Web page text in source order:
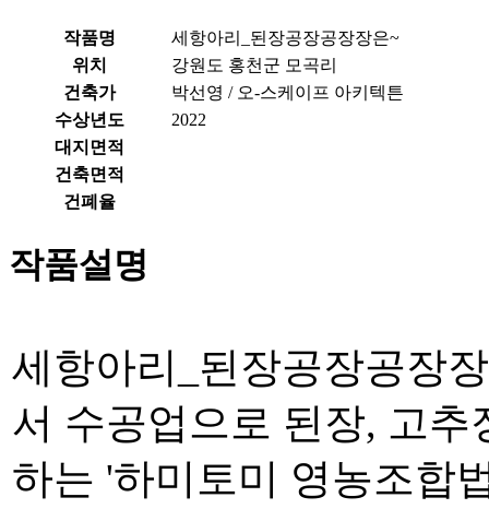
작품명
세항아리_된장공장공장장은~
위치
강원도 홍천군 모곡리
건축가
박선영 / 오-스케이프 아키텍튼
수상년도
2022
대지면적
건축면적
건폐율
작품설명
세항아리_된장공장공장
서 수공업으로 된장, 고
하는 '하미토미 영농조합